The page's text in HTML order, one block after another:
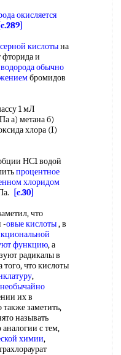
окисляется
[c.289]
кислотына
фторида и
водорода обычно
бромидов
1 мЛ
а) метана б)
хлора (I)
НС1 водой
процентное
хлоридом
[c.30]
что
-овые кислоты, в
функцию, а
радикалы в
того, что кислоты
,
необычайно
их в
также заметить,
называть
аналогии с тем,
химии,